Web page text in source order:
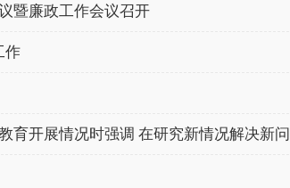
暨廉政工作会议召开
作